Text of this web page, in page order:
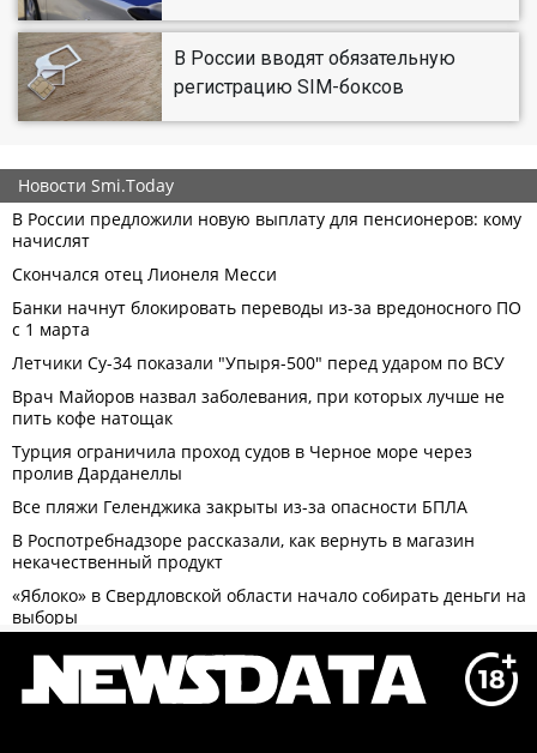
В России вводят обязательную
регистрацию SIM-боксов